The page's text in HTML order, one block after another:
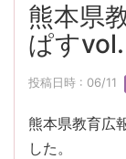
熊本県
ぱすvol.
投稿日時 : 06/11
熊本県教育広
した。